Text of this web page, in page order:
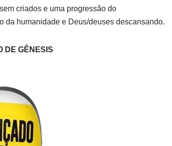
criados e uma progressão do
da humanidade e Deus/deuses descansando.
DE GÊNESIS